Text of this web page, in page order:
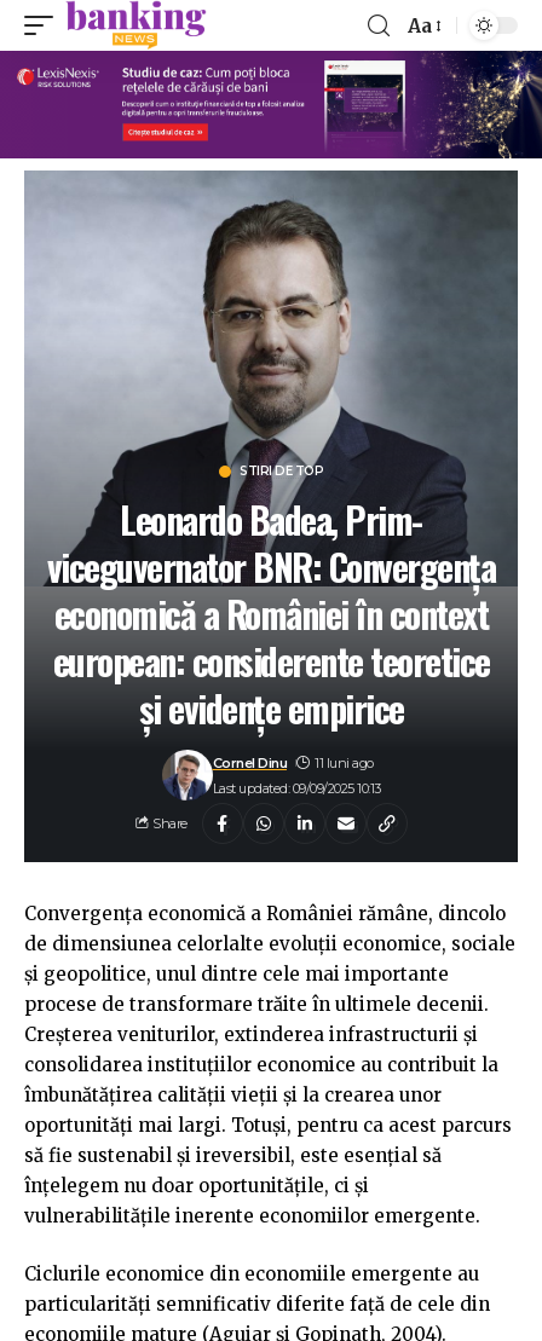
Aa
STIRI DE TOP
Leonardo Badea, Prim-
viceguvernator BNR: Convergența
economică a României în context
european: considerente teoretice
și evidențe empirice
Last updated: 09/09/2025 10:13
Cornel Dinu 11 luni ago
Share
Convergența economică a României rămâne, dincolo
de dimensiunea celorlalte evoluții economice, sociale
și geopolitice, unul dintre cele mai importante
procese de transformare trăite în ultimele decenii.
Creșterea veniturilor, extinderea infrastructurii și
consolidarea instituțiilor economice au contribuit la
îmbunătățirea calității vieții și la crearea unor
oportunități mai largi. Totuși, pentru ca acest parcurs
să fie sustenabil și ireversibil, este esențial să
înțelegem nu doar oportunitățile, ci și
vulnerabilitățile inerente economiilor emergente.
Ciclurile economice din economiile emergente au
particularități semnificativ diferite față de cele din
economiile mature (Aguiar și Gopinath, 2004).